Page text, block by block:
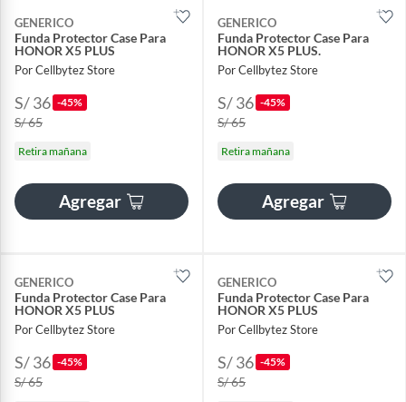
GENERICO
Funda Protector Case Para
HONOR X5 PLUS
Por Cellbytez Store
S/ 36 -45%
S/ 65
Retira mañana
Agregar
GENERICO
Funda Protector Case Para
HONOR X5 PLUS.
Por Cellbytez Store
S/ 36 -45%
S/ 65
Retira mañana
Agregar
GENERICO
Funda Protector Case Para
HONOR X5 PLUS
Por Cellbytez Store
S/ 36 -45%
S/ 65
GENERICO
Funda Protector Case Para
HONOR X5 PLUS
Por Cellbytez Store
S/ 36 -45%
S/ 65